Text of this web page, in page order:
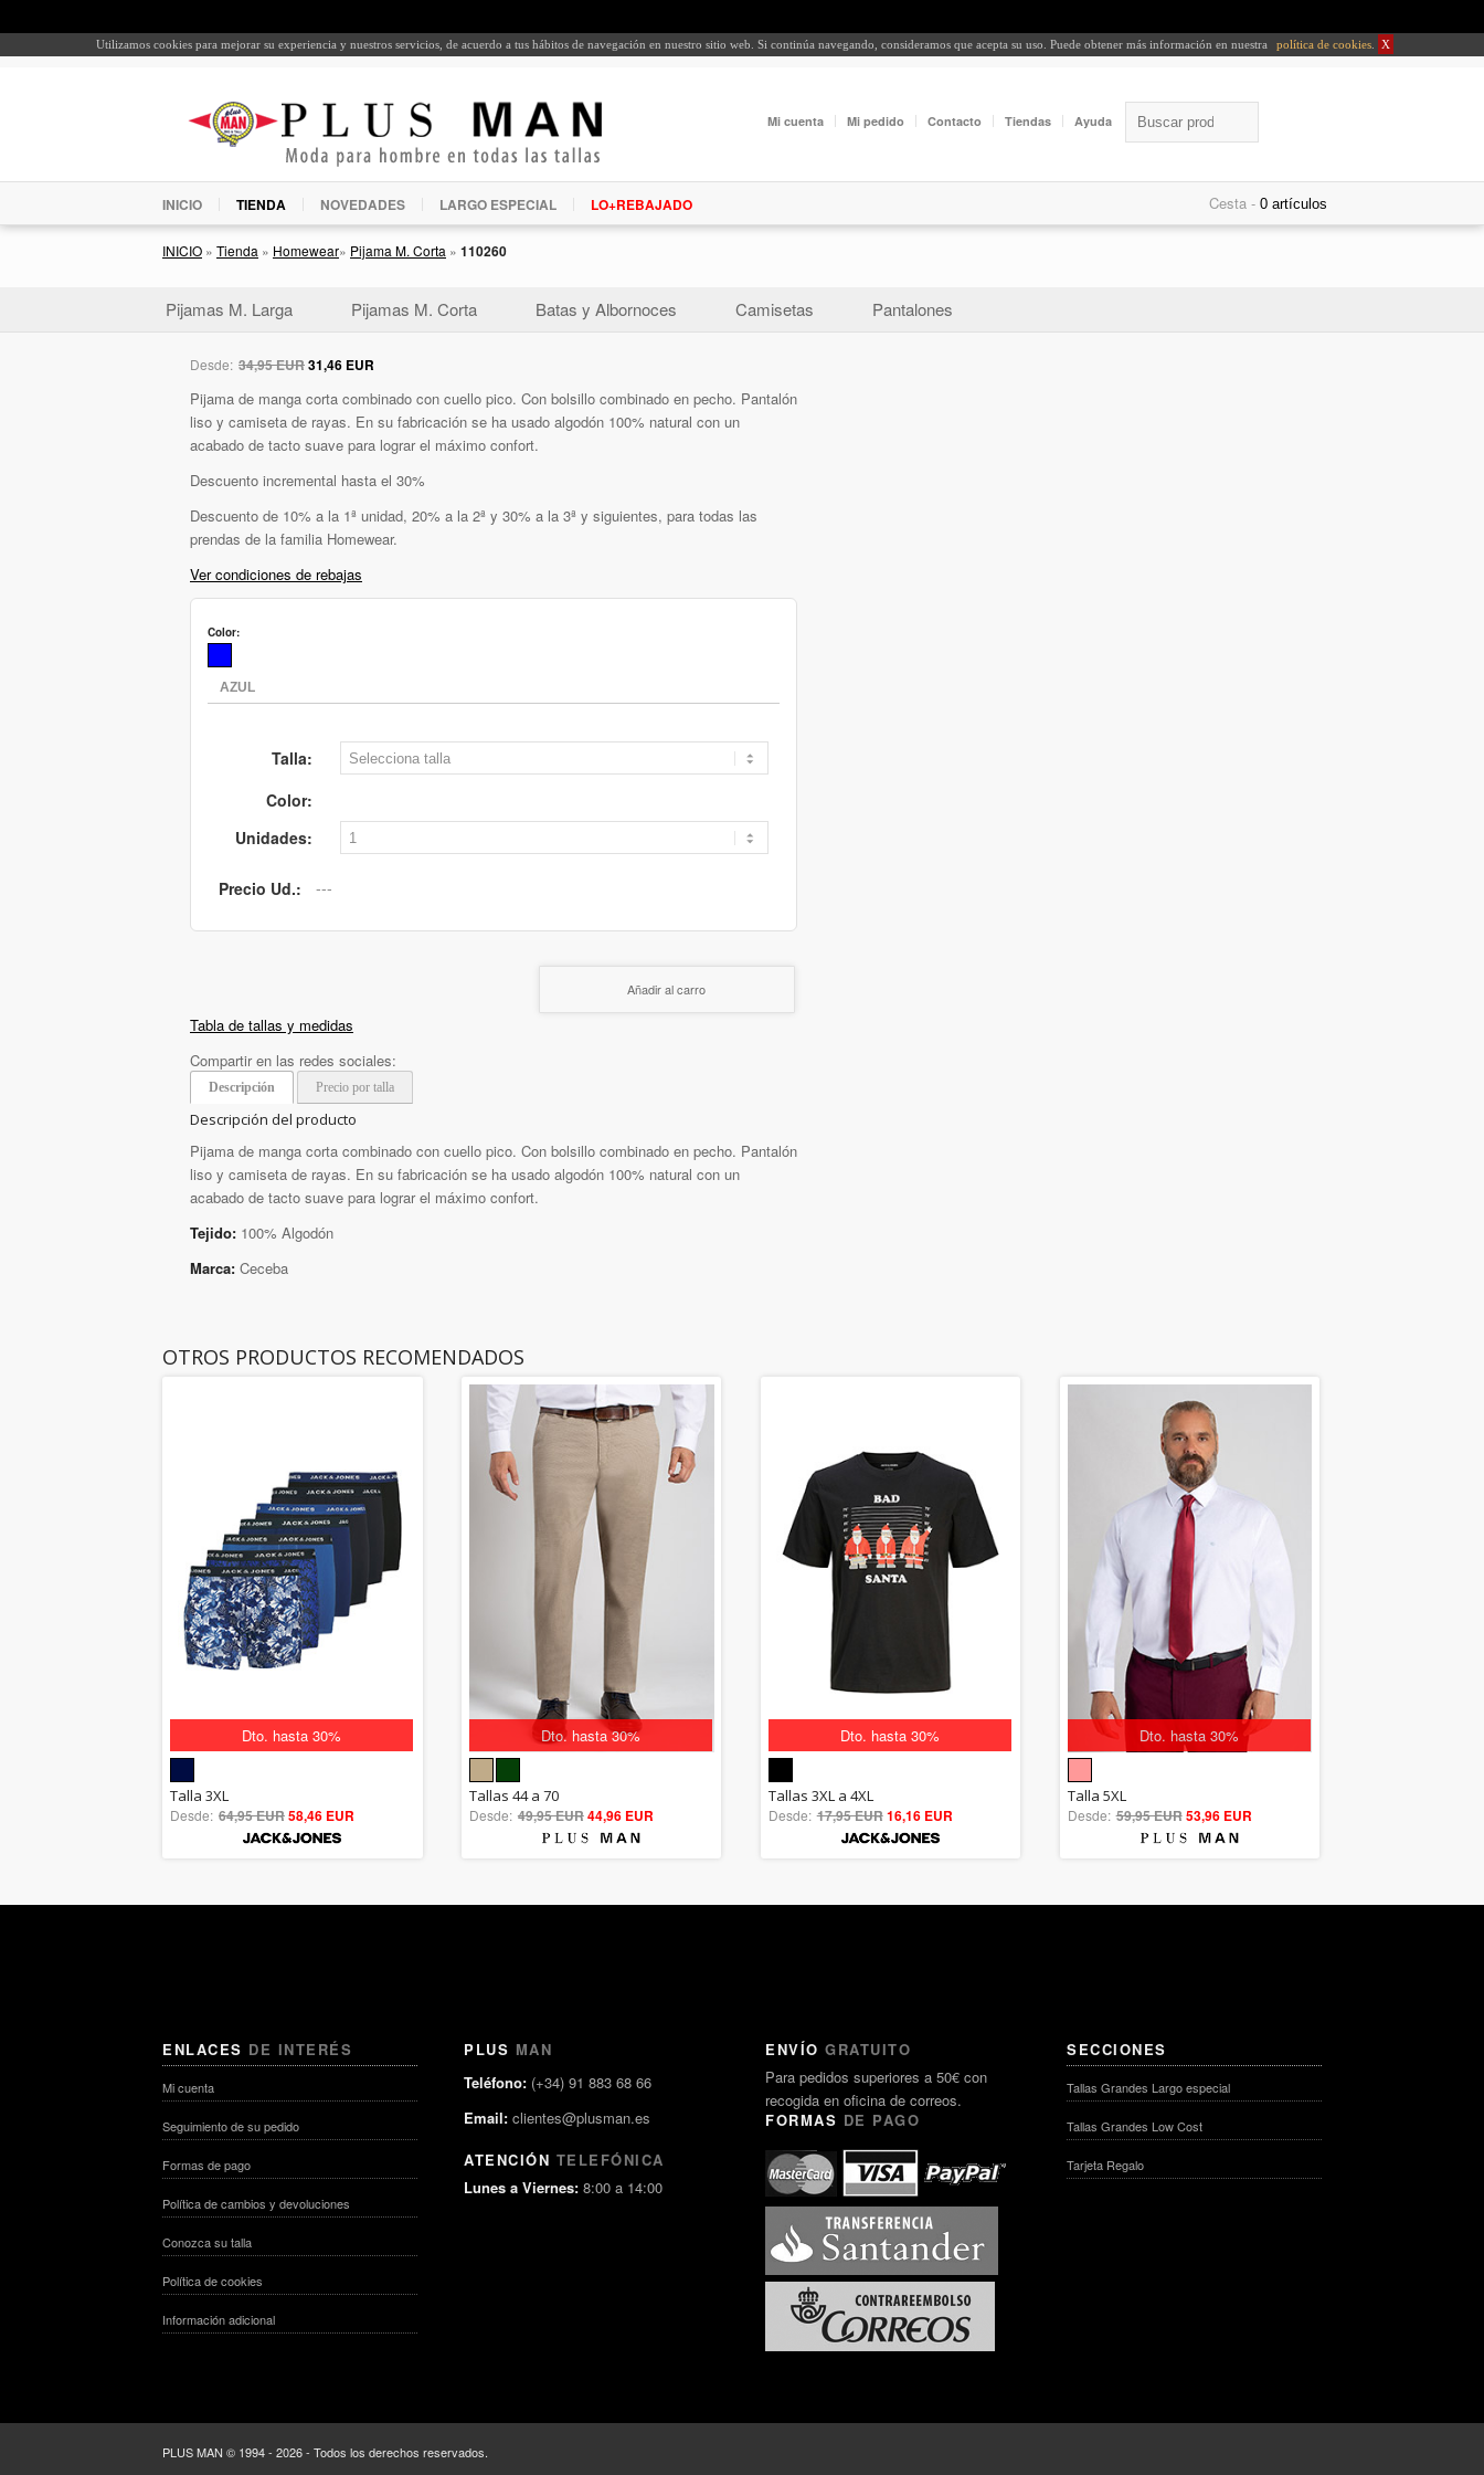
Utilizamos cookies para mejorar su experiencia y nuestros servicios, de acuerdo a tus hábitos de navegación en nuestro sitio web. Si continúa navegando, consideramos que acepta su uso. Puede obtener más información en nuestra política de cookies X
Mi cuenta Mi pedido Contacto Tiendas Ayuda
INICIO TIENDA NOVEDADES LARGO ESPECIAL LO+REBAJADO Cesta -
INICIO » Tienda » Homewear» Pijama M. Corta » 110260
Pijamas M. Larga Pijamas M. Corta Batas y Albornoces Camisetas Pantalones
Desde: 34,95 EUR31,46 EUR
Pijama de manga corta combinado con cuello pico. Con bolsillo combinado en pecho. Pantalón
liso y camiseta de rayas. En su fabricación se ha usado algodón 100% natural con un
acabado de tacto suave para lograr el máximo confort.
Descuento incremental hasta el 30%
Descuento de 10% a la 1ª unidad, 20% a la 2ª y 30% a la 3ª y siguientes, para todas las
prendas de la familia Homewear.
Ver condiciones de rebajas
Color:
Talla:
Color:
Unidades:
Precio Ud.:
Añadir al carro
Tabla de tallas y medidas
Compartir en las redes sociales:
Descripción Precio por talla
Descripción del producto
Pijama de manga corta combinado con cuello pico. Con bolsillo combinado en pecho. Pantalón
liso y camiseta de rayas. En su fabricación se ha usado algodón 100% natural con un
acabado de tacto suave para lograr el máximo confort.
Tejido: 100% Algodón
Marca: Ceceba
OTROS PRODUCTOS RECOMENDADOS
Dto. hasta 30%
out of 5
Talla 3XL
Desde: 64,95 EUR58,46 EUR
Dto. hasta 30%
5.00
out of 5
Tallas 44 a 70
Desde: 49,95 EUR44,96 EUR
Dto. hasta 30%
5.00
out of 5
Tallas 3XL a 4XL
Desde: 17,95 EUR16,16 EUR
Dto. hasta 30%
out of 5
Talla 5XL
Desde: 59,95 EUR53,96 EUR
ENLACES DE INTERÉS
Mi cuenta
Seguimiento de su pedido
Formas de pago
Política de cambios y devoluciones
Conozca su talla
Política de cookies
Información adicional
PLUS MAN
Teléfono: (+34) 91 883 68 66
Email: clientes@plusman.es
ATENCIÓN TELEFÓNICA
Lunes a Viernes: 8:00 a 14:00
ENVÍO GRATUITO
Para pedidos superiores a 50€ con
recogida en oficina de correos.
FORMAS DE PAGO
SECCIONES
Tallas Grandes Largo especial
Tallas Grandes Low Cost
Tarjeta Regalo
PLUS MAN © 1994 - 2026 - Todos los derechos reservados.